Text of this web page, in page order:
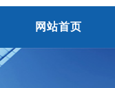
网站首页